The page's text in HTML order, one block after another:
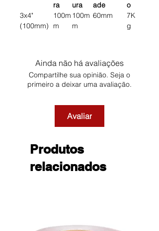
ra
ura
ade
o
3x4"
(100mm)
100m
m
100m
m
60mm
7K
g
Ainda não há avaliações
Compartilhe sua opinião. Seja o
primeiro a deixar uma avaliação.
Avaliar
Produtos
relacionados